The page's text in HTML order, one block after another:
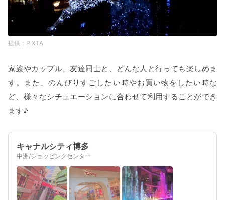
PIXTA
家族やカップル、友達同士と、どんな人と行っても楽しめま
す。また、のんびりすごしたい時やお買い物をしたい時な
ど、様々なシチュエーションに合わせて利用することができ
ます♪
キャナルシティ博多
中洲/ショッピングセンター